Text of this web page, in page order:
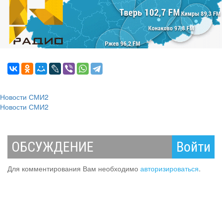
Новости СМИ2
Новости СМИ2
ОБСУЖДЕНИЕ Войти
Для комментирования Вам необходимо авторизироваться.